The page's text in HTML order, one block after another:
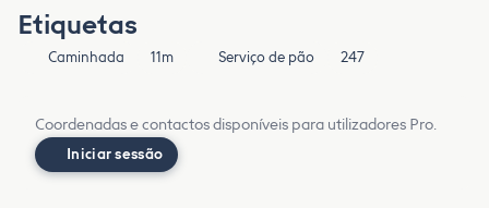
Etiquetas
Caminhada 11m Serviço de pão 247
Coordenadas e contactos disponíveis para utilizadores Pro.
Iniciar sessão